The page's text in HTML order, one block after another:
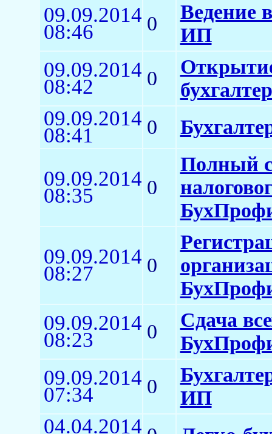
09.09.2014
08:46 0
Ведение
ИП
09.09.2014
08:42 0
09.09.2014
08:41 0
09.09.2014
08:35 0
Полный
09.09.2014
08:27 0
09.09.2014
08:23 0
Сдача
09.09.2014
07:34 0
ИП
04.04.2014